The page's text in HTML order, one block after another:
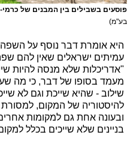
פוסעים בשבילים בין המבנים של
בע"מ)
היא אומרת דבר נוסף על
עמיתים ישראלים שאין להם
"אדריכלות שלא מנסה להיות
מעמד בסופו של דבר, כי מה
שילוב - שהיא שייכת וגם לא
להיסטוריה של המקום,
ובעונה אחת גם למקומות
בניינים שלא שייכים בכלל